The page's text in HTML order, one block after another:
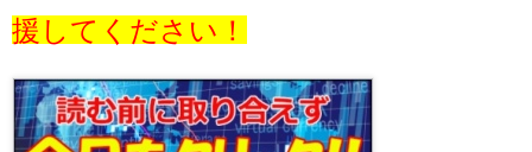
援してください！